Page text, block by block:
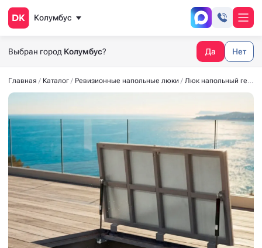
Колумбус
Выбран город Колумбус? Да Нет
Главная Каталог Ревизионные напольные люки Люк напольный герметичный из нержавеющей стали СТАНДАРТ-М AISI 304 2000*600